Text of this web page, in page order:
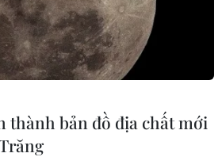
thành bản đồ địa chất mới